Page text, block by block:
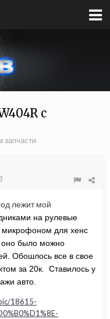
с
запчасти
лежит мой
на рулевые
микрофоном для хенс
было можно
Обошлось все в свое
за 20к. Ставилось у
авто.
18615-